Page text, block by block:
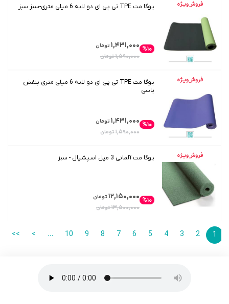
یوگا مت TPE تی پی ای دو لایه 6 میلی متری-سبز سبز
۱,۴۳۱,۰۰۰ تومان
۱,۵۹۰,۰۰۰تومان
%۱۰
یوگا مت TPE تی پی ای دو لایه 6 میلی متری-بنفش
یاسی
۱,۴۳۱,۰۰۰ تومان
۱,۵۹۰,۰۰۰تومان
%۱۰
یوگا مت آلمانی 3 میل اسپشیال - سبز
۱۲,۱۵۰,۰۰۰ تومان
۱۳,۵۰۰,۰۰۰تومان
%۱۰
1
2
3
4
5
6
7
8
9
10
…
>
>>